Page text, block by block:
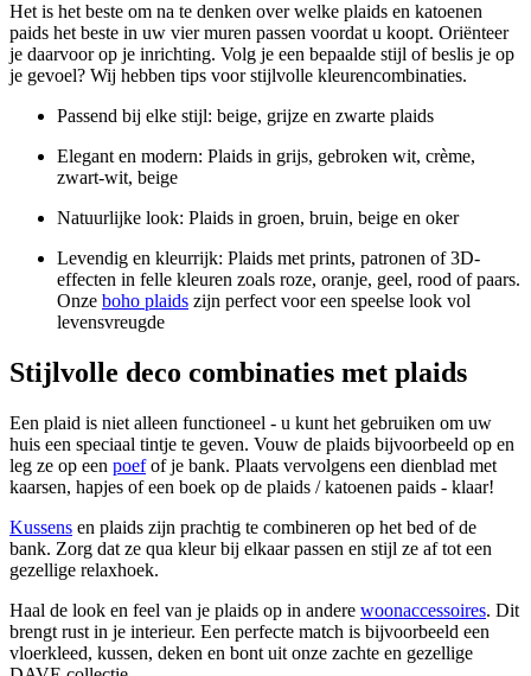
Het is het beste om na te denken over welke plaids en katoenen
paids het beste in uw vier muren passen voordat u koopt. Oriënteer
je daarvoor op je inrichting. Volg je een bepaalde stijl of beslis je op
je gevoel? Wij hebben tips voor stijlvolle kleurencombinaties.
Passend bij elke stijl: beige, grijze en zwarte plaids
Elegant en modern: Plaids in grijs, gebroken wit, crème,
zwart-wit, beige
Natuurlijke look: Plaids in groen, bruin, beige en oker
Levendig en kleurrijk: Plaids met prints, patronen of 3D-
effecten in felle kleuren zoals roze, oranje, geel, rood of paars.
Onze boho plaids zijn perfect voor een speelse look vol
levensvreugde
Stijlvolle deco combinaties met plaids
Een plaid is niet alleen functioneel - u kunt het gebruiken om uw
huis een speciaal tintje te geven. Vouw de plaids bijvoorbeeld op en
leg ze op een poefof je bank. Plaats vervolgens een dienblad met
kaarsen, hapjes of een boek op de plaids / katoenen paids - klaar!
Kussens en plaids zijn prachtig te combineren op het bed of de
bank. Zorg dat ze qua kleur bij elkaar passen en stijl ze af tot een
gezellige relaxhoek.
Haal de look en feel van je plaids op in andere woonaccessoires. Dit
brengt rust in je interieur. Een perfecte match is bijvoorbeeld een
vloerkleed, kussen, deken en bont uit onze zachte en gezellige